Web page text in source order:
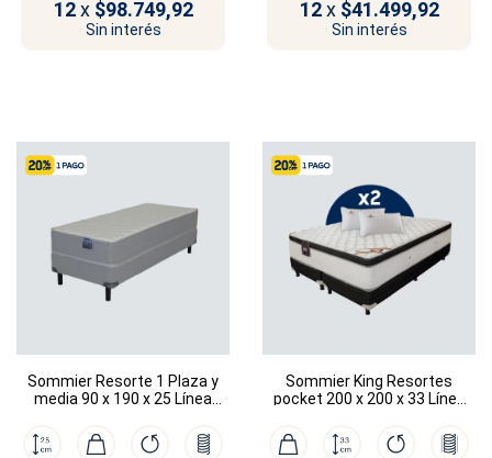
12 x $98.749,92
Sin interés
12 x $41.499,92
Sin interés
Sommier Resorte 1 Plaza y
media 90 x 190 x 25 Línea
Sommier King Resortes
pocket 200 x 200 x 33 Línea